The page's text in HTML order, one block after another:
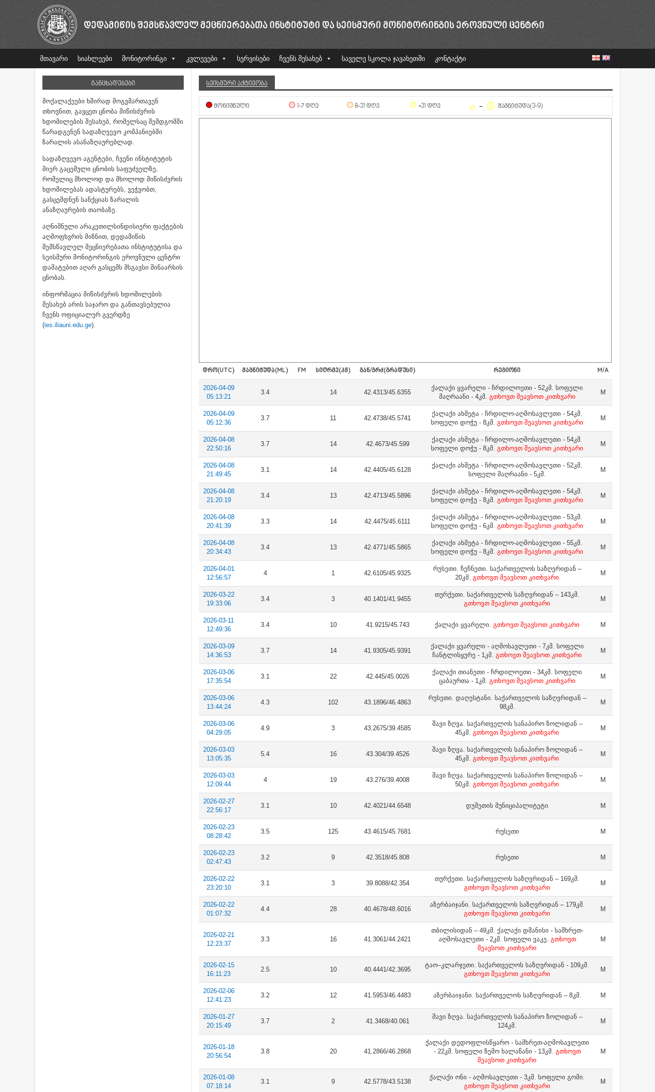
ᲓᲔᲓᲐᲛᲘᲬᲘᲡ ᲨᲔᲛᲡᲬᲐᲕᲚᲔᲚ ᲛᲔᲪᲜᲘᲔᲠᲔᲑᲐᲗᲐ ᲘᲜᲡᲢᲘᲢᲣᲢᲘ ᲓᲐ ᲡᲔᲘᲡᲛᲣᲠᲘ ᲛᲝᲜᲘᲢᲝᲠᲘᲜᲒᲘᲡ ᲔᲠᲝᲕᲜᲣᲚᲘ ᲪᲔᲜᲢᲠᲘ
მთავარი სიახლეები მონიტორინგი კვლევები სერვისები ჩვენს შესახებ საველე სკოლა ჯავახეთში კონტაქტი
ᲒᲐᲜᲪᲮᲐᲓᲔᲑᲔᲑᲘ
მოქალაქეები ხშირად მოგვმართავენ
თხოვნით, გავცეთ ცნობა მიწისძვრის
ხდომილების შესახებ, რომელსაც შემდგომში
წარადგენენ სადაზღვევო კომპანიებში
ზარალის ასანაზღაურებლად.
სადაზღვევო აგენტები, ჩვენი ინსტიტუტის
მიერ გაცემული ცნობის საფუძველზე,
რომელიც მხოლოდ და მხოლოდ მიწისძვრის
ხდომილებას ადასტურებს, ვეჭვობთ,
გასცემდნენ სანქციას ზარალის
ანაზღაურების თაობაზე.
აღნიშნული არაკეთილსინდისიერი ფაქტების
აღმოფხვრის მიზნით, დედამიწის
შემსწავლელ მეცნიერებათა ინსტიტუტისა და
სეისმური მონიტორინგის ეროვნული ცენტრი
დამატებით აღარ გასცემს მსგავსი შინაარსის
ცნობას.
ინფორმაცია მიწისძვრის ხდომილების
შესახებ არის საჯარო და განთავსებულია
ჩვენს ოფიციალურ გვერდზე
(ies.iliauni.edu.ge).
ᲡᲔᲘᲡᲛᲣᲠᲘ ᲐᲥᲢᲘᲕᲝᲑᲐ
ᲛᲝᲜᲘᲨᲜᲣᲚᲘ 1-7 ᲓᲦᲔ 8-31 ᲓᲦᲔ +31 ᲓᲦᲔ ᲛᲐᲒᲜᲘᲢᲣᲓᲐ(3-9)
ᲓᲠᲝ(UTC) ᲛᲐᲒᲜᲘᲢᲣᲓᲐ(ML) FM ᲡᲘᲦᲠᲛᲔ(ᲙᲛ) ᲒᲐᲜ/ᲒᲠᲫ(ᲒᲠᲐᲓᲣᲡᲘ) ᲠᲔᲒᲘᲝᲜᲘ M/A
2026-04-09
05:13:21
3.4 14 42.4313/45.6355
ქალაქი ყვარელი - ჩრდილოეთი - 52კმ. სოფელი
მაღრაანი - 4კმ. გთხოვთ შეავსოთ კითხვარი
M
2026-04-09
05:12:36
3.7 11 42.4738/45.5741
ქალაქი ახმეტა - ჩრდილო-აღმოსავლეთი - 54კმ.
სოფელი დოჭუ - 8კმ. გთხოვთ შეავსოთ კითხვარი
M
2026-04-08
22:50:16
3.7 14 42.4673/45.599
ქალაქი ახმეტა - ჩრდილო-აღმოსავლეთი - 54კმ.
სოფელი დოჭუ - 8კმ. გთხოვთ შეავსოთ კითხვარი
M
2026-04-08
21:49:45
3.1 14 42.4405/45.6128
ქალაქი ახმეტა - ჩრდილო-აღმოსავლეთი - 52კმ.
სოფელი მაღრაანი - 5კმ.
M
2026-04-08
21:20:19
3.4 13 42.4713/45.5896
ქალაქი ახმეტა - ჩრდილო-აღმოსავლეთი - 54კმ.
სოფელი დოჭუ - 8კმ. გთხოვთ შეავსოთ კითხვარი
M
2026-04-08
20:41:39
3.3 14 42.4475/45.6111
ქალაქი ახმეტა - ჩრდილო-აღმოსავლეთი - 53კმ.
სოფელი დოჭუ - 6კმ. გთხოვთ შეავსოთ კითხვარი
M
2026-04-08
20:34:43
3.4 13 42.4771/45.5865
ქალაქი ახმეტა - ჩრდილო-აღმოსავლეთი - 55კმ.
სოფელი დოჭუ - 8კმ. გთხოვთ შეავსოთ კითხვარი
M
2026-04-01
12:56:57
4 1 42.6105/45.9325
რუსეთი. ჩეჩნეთი. საქართველოს საზღვრიდან –
20კმ. გთხოვთ შეავსოთ კითხვარი
M
2026-03-22
19:33:06
3.4 3 40.1401/41.9455
თურქეთი. საქართველოს საზღვრიდან – 143კმ.
გთხოვთ შეავსოთ კითხვარი
M
2026-03-11
12:49:36
3.4 10 41.9215/45.743 ქალაქი ყვარელი. გთხოვთ შეავსოთ კითხვარი M
2026-03-09
14:36:53
3.7 14 41.9305/45.9391
ქალაქი ყვარელი - აღმოსავლეთი - 7კმ. სოფელი
ჩანტლისყურე - 1კმ. გთხოვთ შეავსოთ კითხვარი
M
2026-03-06
17:35:54
3.1 22 42.445/45.0026
ქალაქი თიანეთი - ჩრდილოეთი - 34კმ. სოფელი
ცაბაურთა - 1კმ. გთხოვთ შეავსოთ კითხვარი
M
2026-03-06
13:44:24
4.3 102 43.1896/46.4863
რუსეთი. დაღესტანი. საქართველოს საზღვრიდან –
98კმ.
M
2026-03-06
04:29:05
4.9 3 43.2675/39.4585
შავი ზღვა. საქართველოს სანაპირო ზოლიდან –
45კმ. გთხოვთ შეავსოთ კითხვარი
M
2026-03-03
13:05:35
5.4 16 43.304/39.4526
შავი ზღვა. საქართველოს სანაპირო ზოლიდან –
45კმ. გთხოვთ შეავსოთ კითხვარი
M
2026-03-03
12:09:44
4 19 43.276/39.4008
შავი ზღვა. საქართველოს სანაპირო ზოლიდან –
50კმ. გთხოვთ შეავსოთ კითხვარი
M
2026-02-27
22:56:17
3.1 10 42.4021/44.6548 დუშეთის მუნიციპალიტეტი M
2026-02-23
08:28:42
3.5 125 43.4615/45.7681 რუსეთი M
2026-02-23
02:47:43
3.2 9 42.3518/45.808 რუსეთი M
2026-02-22
23:20:10
3.1 3 39.8088/42.354
თურქეთი. საქართველოს საზღვრიდან – 169კმ.
გთხოვთ შეავსოთ კითხვარი
M
2026-02-22
01:07:32
4.4 28 40.4678/48.6016
აზერბაიჯანი. საქართველოს საზღვრიდან – 179კმ.
გთხოვთ შეავსოთ კითხვარი
M
2026-02-21
12:23:37
3.3 16 41.3061/44.2421
თბილისიდან – 49კმ. ქალაქი დმანისი - სამხრეთ-
აღმოსავლეთი - 2კმ. სოფელი ვაკე. გთხოვთ
შეავსოთ კითხვარი
M
2026-02-15
16:11:23
2.5 10 40.4441/42.3695
ტაო–კლარჯეთი. საქართველოს საზღვრიდან - 109კმ.
გთხოვთ შეავსოთ კითხვარი
M
2026-02-06
12:41:23
3.2 12 41.5953/46.4483 აზერბაიჯანი. საქართველოს საზღვრიდან – 8კმ. M
2026-01-27
20:15:49
3.7 2 41.3468/40.061
შავი ზღვა. საქართველოს სანაპირო ზოლიდან –
124კმ.
M
2026-01-18
20:56:54
3.8 20 41.2866/46.2868
ქალაქი დედოფლისწყარო - სამხრეთ-აღმოსავლეთი
- 22კმ. სოფელი ზემო ხალაწანი - 13კმ. გთხოვთ
შეავსოთ კითხვარი
M
2026-01-08
07:18:14
3.1 9 42.5778/43.5138
ქალაქი ონი - აღმოსავლეთი - 3კმ. სოფელი გომი.
გთხოვთ შეავსოთ კითხვარი
M